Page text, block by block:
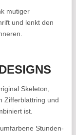
mutiger
und lenkt den
Skeleton,
Zifferblattring und
ist.
Stunden-